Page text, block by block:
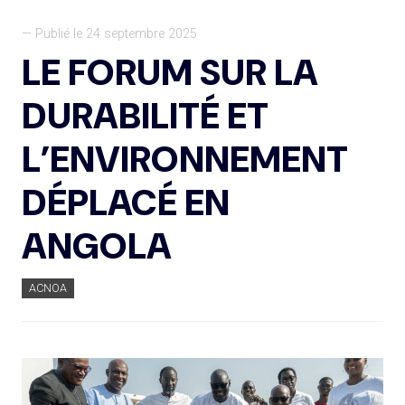
— Publié le 24 septembre 2025
LE FORUM SUR LA
DURABILITÉ ET
L’ENVIRONNEMENT
DÉPLACÉ EN
ANGOLA
ACNOA